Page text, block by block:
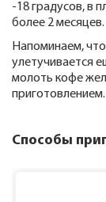
-18 градусов, в
более 2 месяцев.
Напоминаем,
улетучивается
молоть кофе
приготовлением.
Способы